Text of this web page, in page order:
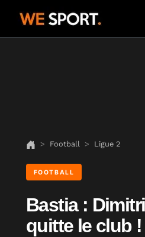
Football Ligue 2
FOOTBALL
Bastia :
quitte le club !